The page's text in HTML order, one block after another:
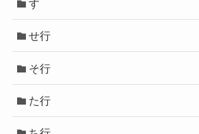
す
せ行
そ行
た行